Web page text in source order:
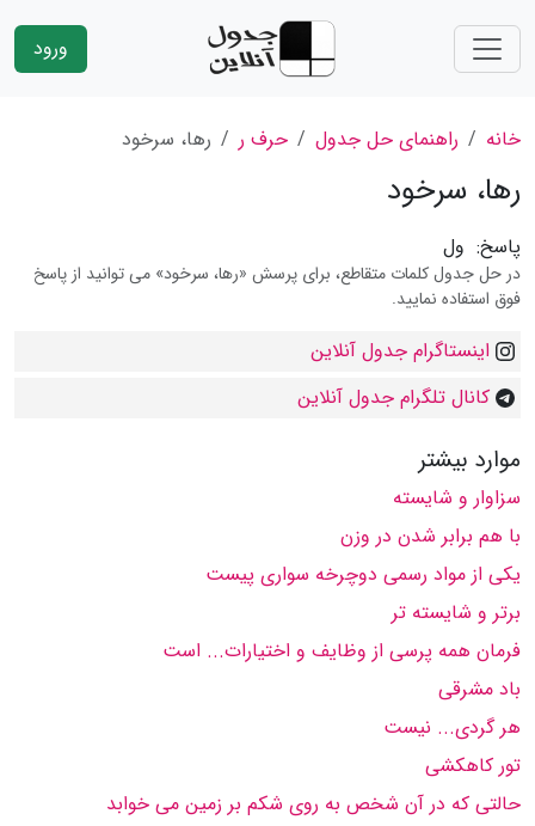
ورود
خانه راهنمای حل جدول حرف ر رها، سرخود
رها، سرخود
پاسخ: ول
در حل جدول کلمات متقاطع، برای پرسش «رها، سرخود» می توانید از پاسخ
فوق استفاده نمایید.
اینستاگرام جدول آنلاین
کانال تلگرام جدول آنلاین
موارد بیشتر
سزاوار و شایسته
با هم برابر شدن در وزن
یكی از مواد رسمی دوچرخه سواری پیست
برتر و شایسته تر
فرمان همه پرسی از وظایف و اختیارات... است
باد مشرقی
هر گردی... نیست
تور كاهكشی
حالتی كه در آن شخص به روی شكم بر زمین می خوابد